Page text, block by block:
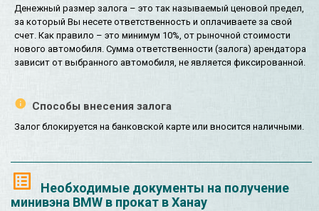
Денежный размер залога – это так называемый ценовой предел,
за который Вы несете ответственность и оплачиваете за свой
счет. Как правило – это минимум 10%, от рыночной стоимости
нового автомобиля. Сумма ответственности (залога) арендатора
зависит от выбранного автомобиля, не является фиксированной.
Способы внесения залога
Залог блокируется на банковской карте или вносится наличными.
Необходимые документы на получение
минивэна BMW в прокат в Ханау